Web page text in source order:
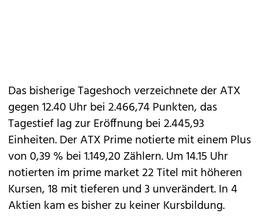
Das bisherige Tageshoch verzeichnete der ATX
gegen 12.40 Uhr bei 2.466,74 Punkten, das
Tagestief lag zur Eröffnung bei 2.445,93
Einheiten. Der ATX Prime notierte mit einem Plus
von 0,39 % bei 1.149,20 Zählern. Um 14.15 Uhr
notierten im prime market 22 Titel mit höheren
Kursen, 18 mit tieferen und 3 unverändert. In 4
Aktien kam es bisher zu keiner Kursbildung.